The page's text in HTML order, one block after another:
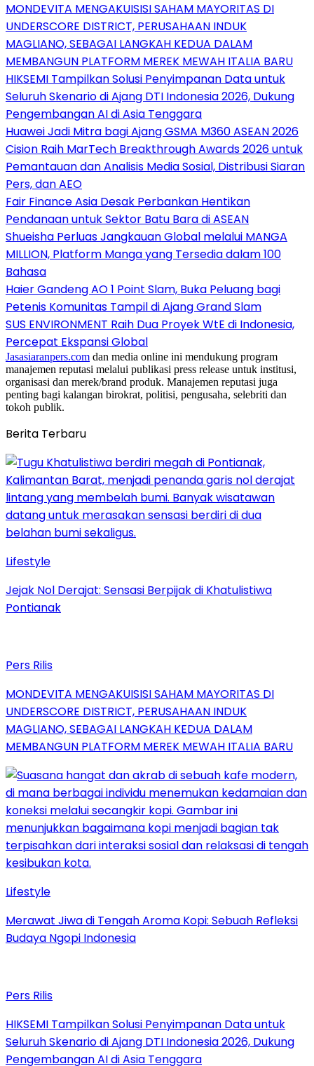
MONDEVITA MENGAKUISISI SAHAM MAYORITAS DI
UNDERSCORE DISTRICT, PERUSAHAAN INDUK
MAGLIANO, SEBAGAI LANGKAH KEDUA DALAM
MEMBANGUN PLATFORM MEREK MEWAH ITALIA BARU
HIKSEMI Tampilkan Solusi Penyimpanan Data untuk
Seluruh Skenario di Ajang DTI Indonesia 2026, Dukung
Pengembangan AI di Asia Tenggara
Huawei Jadi Mitra bagi Ajang GSMA M360 ASEAN 2026
Cision Raih MarTech Breakthrough Awards 2026 untuk
Pemantauan dan Analisis Media Sosial, Distribusi Siaran
Pers, dan AEO
Fair Finance Asia Desak Perbankan Hentikan
Pendanaan untuk Sektor Batu Bara di ASEAN
Shueisha Perluas Jangkauan Global melalui MANGA
MILLION, Platform Manga yang Tersedia dalam 100
Bahasa
Haier Gandeng AO 1 Point Slam, Buka Peluang bagi
Petenis Komunitas Tampil di Ajang Grand Slam
SUS ENVIRONMENT Raih Dua Proyek WtE di Indonesia,
Percepat Ekspansi Global
Jasasiaranpers.com dan media online ini mendukung program
manajemen reputasi melalui publikasi press release untuk institusi,
organisasi dan merek/brand produk. Manajemen reputasi juga
penting bagi kalangan birokrat, politisi, pengusaha, selebriti dan
tokoh publik.
Berita Terbaru
Lifestyle
Jejak Nol Derajat: Sensasi Berpijak di Khatulistiwa
Pontianak
Pers Rilis
MONDEVITA MENGAKUISISI SAHAM MAYORITAS DI
UNDERSCORE DISTRICT, PERUSAHAAN INDUK
MAGLIANO, SEBAGAI LANGKAH KEDUA DALAM
MEMBANGUN PLATFORM MEREK MEWAH ITALIA BARU
Lifestyle
Merawat Jiwa di Tengah Aroma Kopi: Sebuah Refleksi
Budaya Ngopi Indonesia
Pers Rilis
HIKSEMI Tampilkan Solusi Penyimpanan Data untuk
Seluruh Skenario di Ajang DTI Indonesia 2026, Dukung
Pengembangan AI di Asia Tenggara